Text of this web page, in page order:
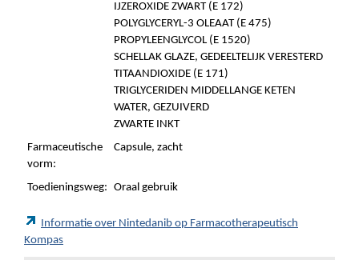
IJZEROXIDE ZWART (E 172)
POLYGLYCERYL-3 OLEAAT (E 475)
PROPYLEENGLYCOL (E 1520)
SCHELLAK GLAZE, GEDEELTELIJK VERESTERD
TITAANDIOXIDE (E 171)
TRIGLYCERIDEN MIDDELLANGE KETEN
WATER, GEZUIVERD
ZWARTE INKT
Farmaceutische
vorm:
Capsule, zacht
Toedieningsweg: Oraal gebruik
Informatie over Nintedanib op Farmacotherapeutisch
Kompas